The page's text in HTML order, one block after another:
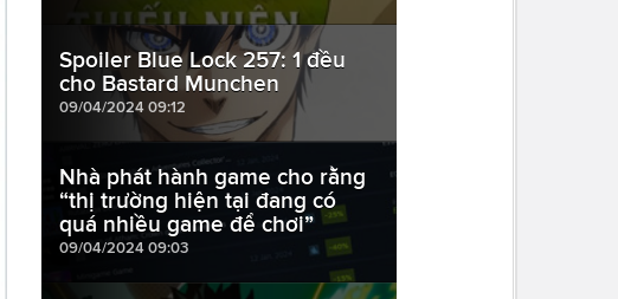
Spoiler Blue Lock 257: 1 đều
cho Bastard Munchen
09/04/2024 09:12
Nhà phát hành game cho rằng
“thị trường hiện tại đang có
quá nhiều game để chơi”
09/04/2024 09:03